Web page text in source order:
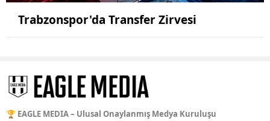
Trabzonspor'da Transfer Zirvesi
🏆 EAGLE MEDIA – Ulusal Onaylanmış Medya Kuruluşu